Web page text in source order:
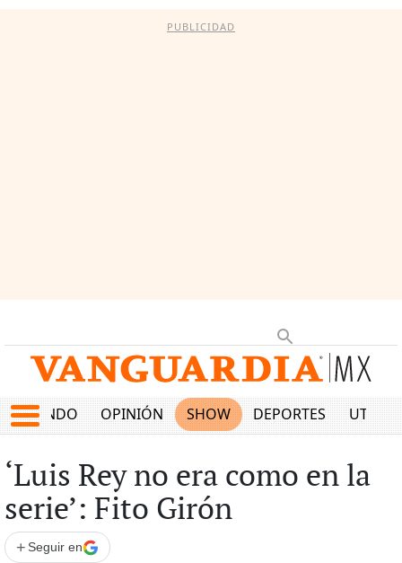
PUBLICIDAD
MUNDO OPINIÓN SHOW DEPORTES
‘Luis Rey no era como en la
serie’: Fito Girón
+ Seguir en